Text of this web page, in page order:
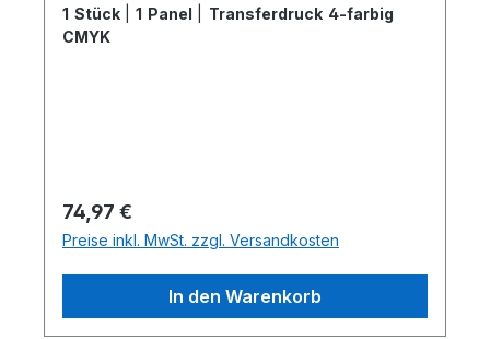
1 Stück 1 Panel
Transferdruck 4-farbig
CMYK
Regulärer Preis:
74,97 €
Preise inkl. MwSt. zzgl. Versandkosten
In den Warenkorb